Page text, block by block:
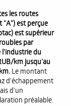
les routes
“A”) est perçue
est supérieur
par
du
km jusqu’au
Le montant
d’échappement
d’un
préalable.